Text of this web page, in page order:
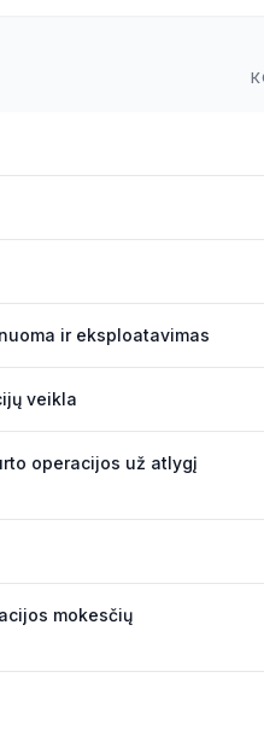
ir eksploatavimas
veikla
operacijos už atlygį
mokesčių